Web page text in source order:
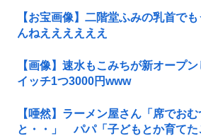
【お宝画像】二階堂ふみの乳首で
んねええええええ
【画像】速水もこみちが新オープ
イッチ1つ3000円www
【唖然】ラーメン屋さん「席でお
と・・」 パパ「子どもとか育てた